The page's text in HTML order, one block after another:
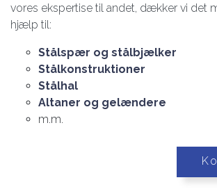
vores ekspertise til andet, dækker vi det
hjælp til:
Stålspær og stålbjælker
Stålkonstruktioner
Stålhal
Altaner og gelændere
m.m.